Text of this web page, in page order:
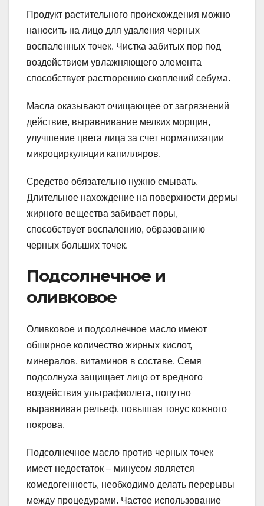
Продукт растительного происхождения можно
наносить на лицо для удаления черных
воспаленных точек. Чистка забитых пор под
воздействием увлажняющего элемента
способствует растворению скоплений себума.
Масла оказывают очищающее от загрязнений
действие, выравнивание мелких морщин,
улучшение цвета лица за счет нормализации
микроциркуляции капилляров.
Средство обязательно нужно смывать.
Длительное нахождение на поверхности дермы
жирного вещества забивает поры,
способствует воспалению, образованию
черных больших точек.
Подсолнечное и
оливковое
Оливковое и подсолнечное масло имеют
обширное количество жирных кислот,
минералов, витаминов в составе. Семя
подсолнуха защищает лицо от вредного
воздействия ультрафиолета, попутно
выравнивая рельеф, повышая тонус кожного
покрова.
Подсолнечное масло против черных точек
имеет недостаток – минусом является
комедогенность, необходимо делать перерывы
между процедурами. Частое использование